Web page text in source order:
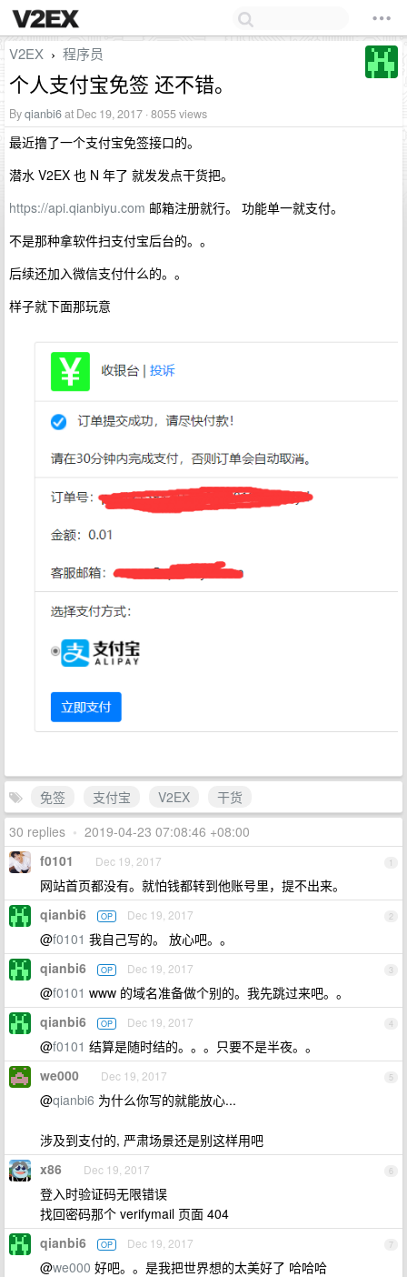
V2EX › 程序员
个人支付宝免签 还不错。
Byqianbi6at Dec 19, 2017 · 8055 views
最近撸了一个支付宝免签接口的。
潜水 V2EX 也 N 年了 就发发点干货把。
https://api.qianbiyu.com 邮箱注册就行。 功能单一就支付。
不是那种拿软件扫支付宝后台的。。
后续还加入微信支付什么的。。
样子就下面那玩意
免签 支付宝 V2EX
干货
30 replies • 2019-04-23 07:08:46 +08:00
1
f0101 Dec 19, 2017
网站首页都没有。就怕钱都转到他账号里，提不出来。
2
qianbi6 OP Dec 19, 2017
@f0101 我自己写的。 放心吧。。
3
qianbi6 OP Dec 19, 2017
@f0101 www 的域名准备做个别的。我先跳过来吧。。
4
qianbi6 OP Dec 19, 2017
@f0101 结算是随时结的。。。只要不是半夜。。
5
we000 Dec 19, 2017
@qianbi6 为什么你写的就能放心...
涉及到支付的, 严肃场景还是别这样用吧
6
x86 Dec 19, 2017
登入时验证码无限错误
找回密码那个 verifymail 页面 404
7
qianbi6 OP Dec 19, 2017
@we000 好吧。。是我把世界想的太美好了 哈哈哈